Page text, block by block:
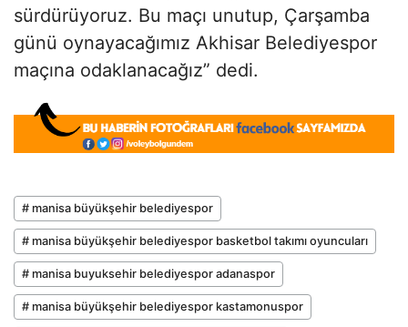
sürdürüyoruz. Bu maçı unutup, Çarşamba
günü oynayacağımız Akhisar Belediyespor
maçına odaklanacağız” dedi.
# manisa büyükşehir belediyespor
# manisa büyükşehir belediyespor basketbol takımı oyuncuları
# manisa buyuksehir belediyespor adanaspor
# manisa büyükşehir belediyespor kastamonuspor